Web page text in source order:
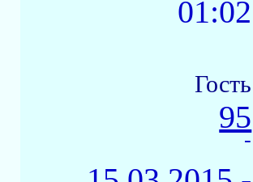
01:02
Гость
95
-